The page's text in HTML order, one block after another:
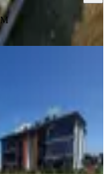
03.08.2026